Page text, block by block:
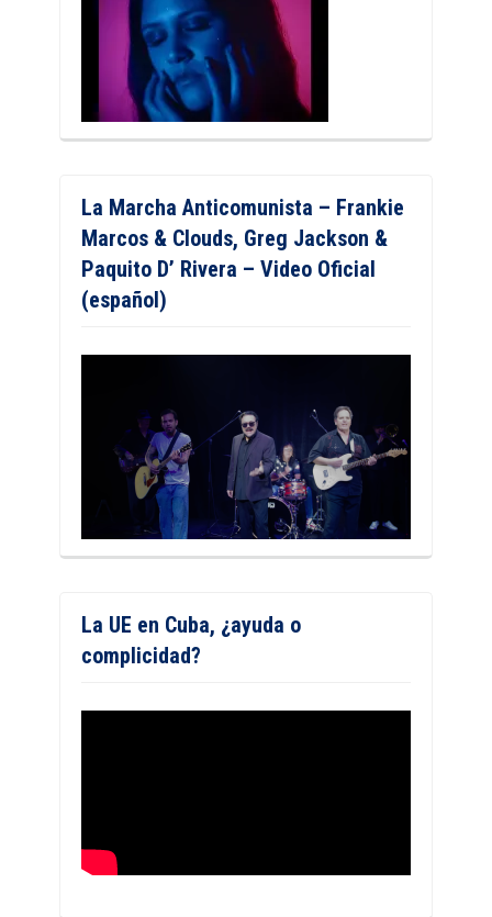
La Marcha Anticomunista – Frankie
Marcos & Clouds, Greg Jackson &
Paquito D’ Rivera – Video Oficial
(español)
La UE en Cuba, ¿ayuda o
complicidad?